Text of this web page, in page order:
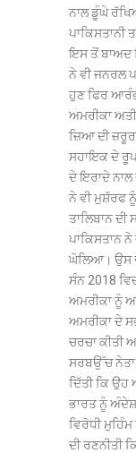
ਨਾਲ ਡੂੰਘੇ
ਇਸ ਤੋਂ ਬਾਅਦ
ਨੇ ਵੀ ਜਨਰਲ
ਹੁਣ ਫਿਰ
ਅਮਰੀਕਾ
ਜ਼ਿਆ ਦੀ
ਸਹਾਇਕ ਦੇ
ਦੇ ਇਰਾਦੇ ਨਾਲ
ਨੇ ਵੀ ਮੁਸ਼ੱਰਫ
ਤਾਲਿਬਾਨ
ਪਾਕਿਸਤਾਨ
ਘੋਲਿਆ। ਉਸ
ਸੰਨ 2018
ਅਮਰੀਕਾ ਨੂੰ
ਅਮਰੀਕਾ ਦੇ
ਚਰਚਾ ਕੀਤੀ
ਸਰਬਉੱਚ ਨੇਤਾ
ਦਿੱਤੀ ਕਿ ਉਹ
ਭਾਰਤ ਨੂੰ
ਵਿਰੋਧੀ
ਦੀ ਰਣਨੀਤੀ